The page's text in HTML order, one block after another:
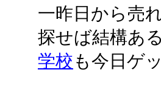
一昨日から売
探せば結構あ
学校も今日ゲ